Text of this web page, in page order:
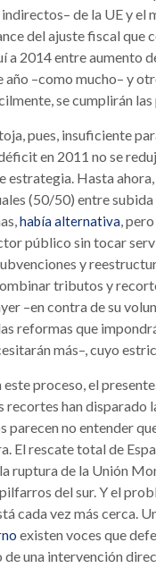
de la UE y
del ajuste fiscal que
a 2014 entre aumento
año –como mucho– y
se cumplirán las
pues, insuficiente
en 2011 no se
estrategia. Hasta
(50/50) entre
había alternativa,
público sin tocar
y
tributos y
–en contra de su
reformas que
más–, cuyo
este proceso, el
recortes han
no entender
El rescate total de
ruptura de la Unión
del sur. Y el
cada vez más cerca.
existen voces que
una intervención